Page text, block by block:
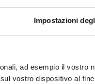
Impostazioni
ad esempio il vostro
vostro dispositivo al
PROGETTO